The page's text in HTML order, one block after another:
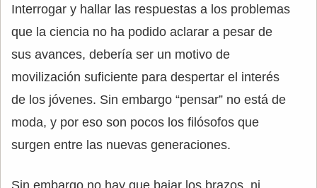
Interrogar y hallar las respuestas a los problemas
que la ciencia no ha podido aclarar a pesar de
sus avances, debería ser un motivo de
movilización suficiente para despertar el interés
de los jóvenes. Sin embargo “pensar” no está de
moda, y por eso son pocos los filósofos que
surgen entre las nuevas generaciones.
Sin embargo no hay que bajar los brazos, ni